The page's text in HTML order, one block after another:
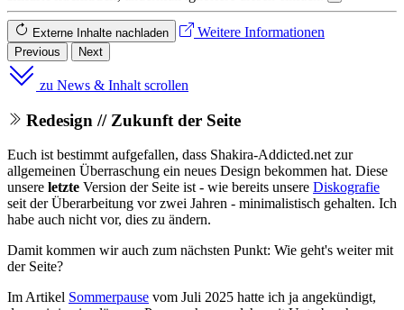
Externe Inhalte nachladen Weitere Informationen
Previous Next
zu News & Inhalt scrollen
Redesign // Zukunft der Seite
Euch ist bestimmt aufgefallen, dass Shakira-Addicted.net zur
allgemeinen Überraschung ein neues Design bekommen hat. Diese
unsere letzte Version der Seite ist - wie bereits unsere Diskografie
seit der Überarbeitung vor zwei Jahren - minimalistisch gehalten. Ich
habe auch nicht vor, dies zu ändern.
Damit kommen wir auch zum nächsten Punkt: Wie geht's weiter mit
der Seite?
Im Artikel Sommerpause vom Juli 2025 hatte ich ja angekündigt,